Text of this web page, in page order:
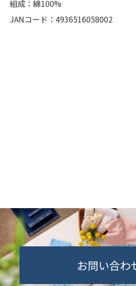
組成：綿100%
JANコード：4936516058002
お問い合わ